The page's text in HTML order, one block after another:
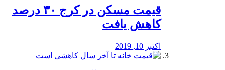
️قیمت مسکن در کرج ۳۰ درصد
کاهش یافت
اکتبر 10, 2019